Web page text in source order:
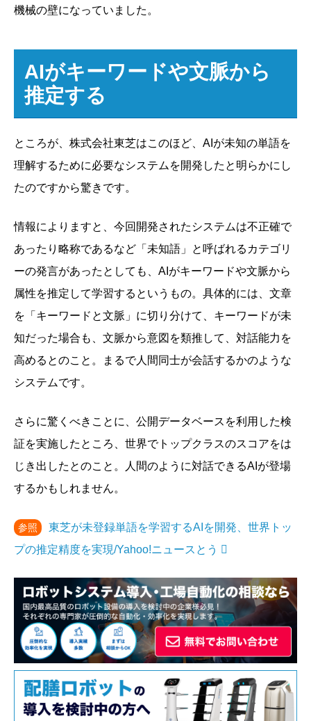
機械の壁になっていました。
AIがキーワードや文脈から
推定する
ところが、株式会社東芝はこのほど、AIが未知の単語を
理解するために必要なシステムを開発したと明らかにし
たのですから驚きです。
情報によりますと、今回開発されたシステムは不正確で
あったり略称であるなど「未知語」と呼ばれるカテゴリ
ーの発言があったとしても、AIがキーワードや文脈から
属性を推定して学習するというもの。具体的には、文章
を「キーワードと文脈」に切り分けて、キーワードが未
知だった場合も、文脈から意図を類推して、対話能力を
高めるとのこと。まるで人間同士が会話するかのような
システムです。
さらに驚くべきことに、公開データベースを利用した検
証を実施したところ、世界でトップクラスのスコアをは
じき出したとのこと。人間のように対話できるAIが登場
するかもしれません。
参照
東芝が未登録単語を学習するAIを開発、世界トッ
プの推定精度を実現/Yahoo!ニュースとう